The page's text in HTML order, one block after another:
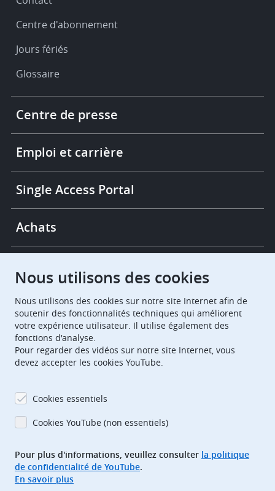
Centre d'abonnement
Jours fériés
Glossaire
More
links
Centre de presse
Emploi et carrière
Single Access Portal
Achats
European Patent Office EPO Jobs
EuropeanPatentOffice
EPOorg EPOjobs
TheEPO
Nous utilisons des cookies
Nous utilisons des cookies sur notre site Internet afin de
soutenir des fonctionnalités techniques qui améliorent
votre expérience utilisateur. Il utilise également des
fonctions d'analyse.
Pour regarder des vidéos sur notre site Internet, vous
devez accepter les cookies YouTube.
Cookies essentiels
Cookies YouTube (non essentiels)
Pour plus d'informations, veuillez consulter la politique
de confidentialité de YouTube.
En savoir plus